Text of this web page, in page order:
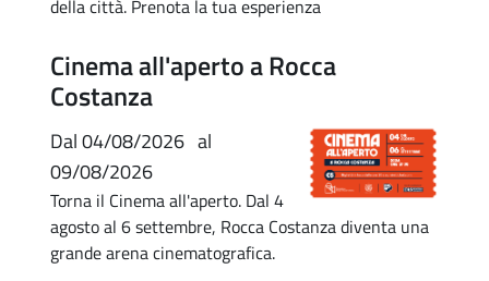
della città. Prenota la tua esperienza
Cinema all'aperto a Rocca
Costanza
Dal04/08/2026 al
09/08/2026
Torna il Cinema all'aperto. Dal 4
agosto al 6 settembre, Rocca Costanza diventa una
grande arena cinematografica.